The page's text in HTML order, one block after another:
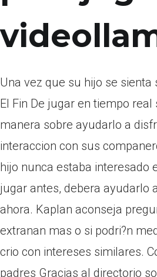
Una vez que su hijo se sienta
El Fin De jugar en tiempo
manera sobre ayudarlo a
interaccion con sus
hijo nunca estaba interesado
jugar antes, debera ayudarlo
ahora. Kaplan aconseja
extranan mas o si podri?n
crio con intereses similares.
padres Gracias al directorio